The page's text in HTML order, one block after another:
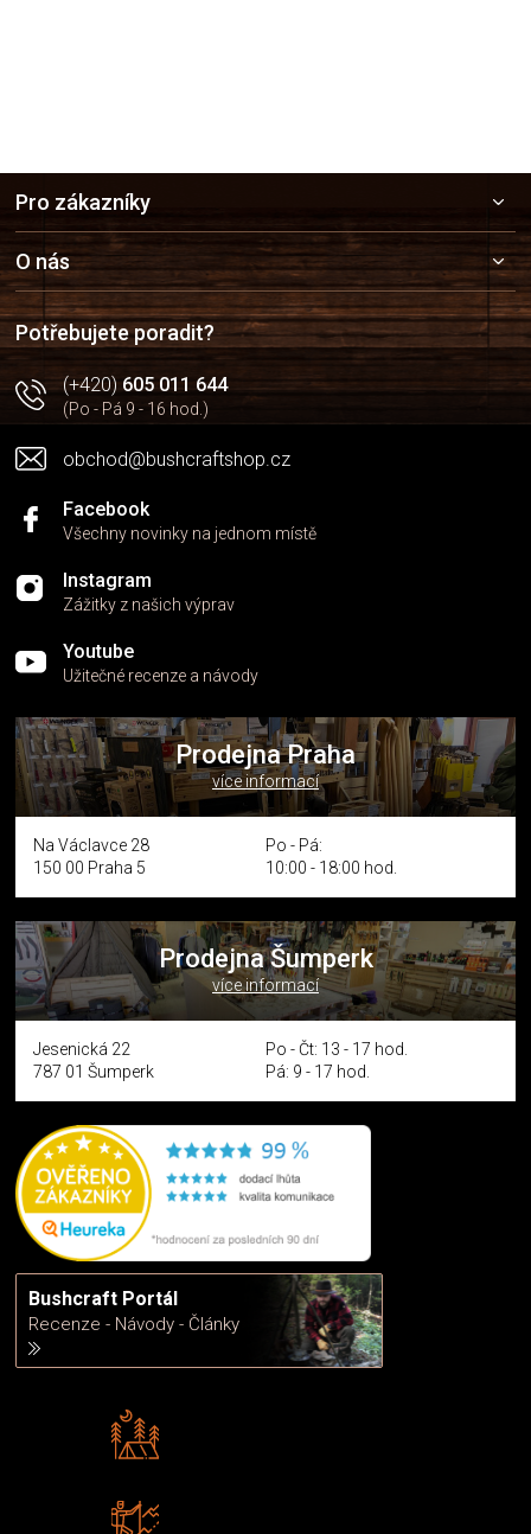
a
t
í
Pro zákazníky
O nás
Potřebujete poradit?
(+420)605 011 644
(Po - Pá 9 - 16 hod.)
obchod@bushcraftshop.cz
Facebook
Všechny novinky na jednom místě
Instagram
Zážitky z našich výprav
Youtube
Užitečné recenze a návody
Prodejna Praha
více informací
Na Václavce 28
150 00 Praha 5
Po - Pá:
10:00 - 18:00 hod.
Prodejna Šumperk
více informací
Jesenická 22
787 01 Šumperk
Po - Čt: 13 - 17 hod.
Pá: 9 - 17 hod.
Bushcraft Portál
Recenze - Návody - Články